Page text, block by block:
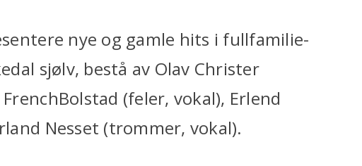
nye og gamle hits i fullfamilie-
sjølv, bestå av Olav Christer
(feler, vokal), Erlend
Nesset (trommer, vokal).